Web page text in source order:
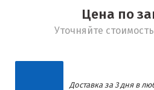
Цена по
Уточняйте
Доставка за 3 дня в